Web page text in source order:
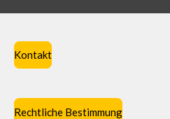
Kontakt
Rechtliche Bestimmung